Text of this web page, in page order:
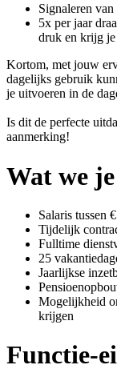
Signaleren van
5x per jaar
druk en krijg
Kortom, met jouw
dagelijks gebruik
je uitvoeren in de
Is dit de perfecte
aanmerking!
Wat we
Salaris tussen
Tijdelijk
Fulltime
25
Jaarlijkse
Mogelijkheid
krijgen
Functie-